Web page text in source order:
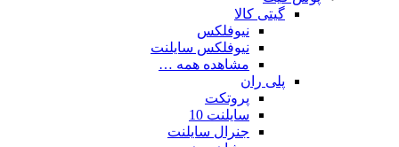
گیتی کالا
نیوفلکس
نیوفلکس سایلنت
مشاهده همه …
پلی ران
پروتکت
سایلنت 10
جنرال سایلنت